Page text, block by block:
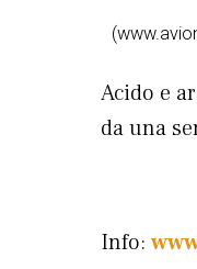
Acido e
da una
Info: